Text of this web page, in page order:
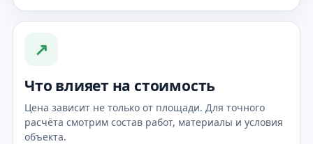
↗
Что влияет на стоимость
Цена зависит не только от площади. Для точного
расчёта смотрим состав работ, материалы и условия
объекта.